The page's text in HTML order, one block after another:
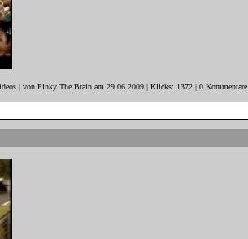
| von Pinky The Brain am 29.06.2009 | Klicks: 1372 | 0 Kommentare